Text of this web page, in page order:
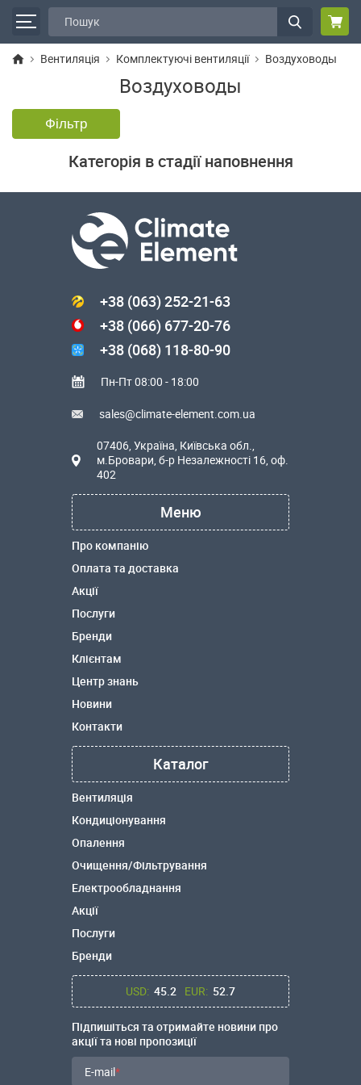
Вентиляція Комплектуючі вентиляції Воздуховоды
Воздуховоды
Фільтр
Категорія в стадії наповнення
+38 (063) 252-21-63
+38 (066) 677-20-76
+38 (068) 118-80-90
Пн-Пт 08:00 - 18:00
sales@climate-element.com.ua
07406, Україна, Київська обл.,
м.Бровари, б-р Незалежності 16, оф.
402
Меню
Про компанію
Оплата та доставка
Акції
Послуги
Бренди
Клієнтам
Центр знань
Новини
Контакти
Каталог
Вентиляція
Кондиціонування
Опалення
Очищення/Фільтрування
Електрообладнання
Акції
Послуги
Бренди
USD: 45.2 EUR: 52.7
Підпишіться та отримайте новини про
акції та нові пропозиції
E-mail